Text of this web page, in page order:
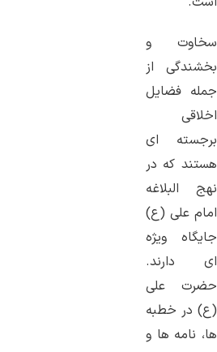
سخاوت و
بخشندگی از
جمله فضایل
اخلاقی
برجسته‌ ای
هستند که در
نهج البلاغه
امام علی (ع)
جایگاه ویژه‌
ای دارند.
حضرت علی
(ع) در خطبه‌
ها، نامه ‌ها و